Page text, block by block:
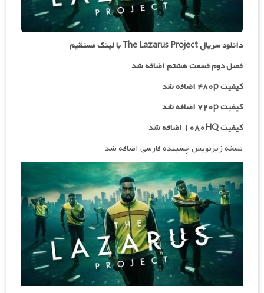
دانلود سریال The Lazarus Project با لینک مستقیم
فصل دوم قسمت هشتم اضافه شد
کیفیت ۴۸۰p اضافه شد
کیفیت ۷۲۰p
اضافه شد
کیفیت ۱۰۸۰HQ اضافه شد
نسخه زیرنویس چسبیده فارسی اضافه شد